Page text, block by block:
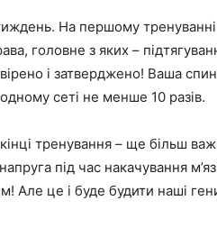
На першому
головне з яких –
і затверджено! Ваша
сеті не менше 10 разів.
тренування – ще більш
під час накачування
Але це і буде будити наші